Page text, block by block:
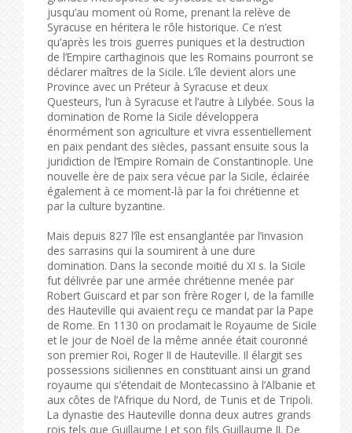
jusqu’au moment où Rome, prenant la relève de
Syracuse en héritera le rôle historique. Ce n’est
qu’après les trois guerres puniques et la destruction
de l’Empire carthaginois que les Romains pourront se
déclarer maîtres de la Sicile. L’île devient alors une
Province avec un Préteur à Syracuse et deux
Questeurs, l’un à Syracuse et l’autre à Lilybée. Sous la
domination de Rome la Sicile développera
énormément son agriculture et vivra essentiellement
en paix pendant des siècles, passant ensuite sous la
juridiction de l’Empire Romain de Constantinople. Une
nouvelle ère de paix sera vécue par la Sicile, éclairée
également à ce moment-là par la foi chrétienne et
par la culture byzantine.
Mais depuis 827 l’île est ensanglantée par l’invasion
des sarrasins qui la soumirent à une dure
domination. Dans la seconde moitié du XI s. la Sicile
fut délivrée par une armée chrétienne menée par
Robert Guiscard et par son frère Roger I, de la famille
des Hauteville qui avaient reçu ce mandat par la Pape
de Rome. En 1130 on proclamait le Royaume de Sicile
et le jour de Noël de la même année était couronné
son premier Roi, Roger II de Hauteville. Il élargit ses
possessions siciliennes en constituant ainsi un grand
royaume qui s’étendait de Montecassino à l’Albanie et
aux côtes de l’Afrique du Nord, de Tunis et de Tripoli.
La dynastie des Hauteville donna deux autres grands
rois tels que Guillaume I et son fils Guillaume II. De